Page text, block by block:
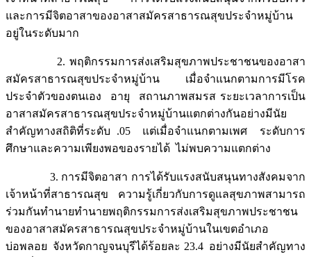
และการมีจิตอาสาของอาสาสมัครสาธารณสุขประจำหมู่บ้าน
อยู่ในระดับมาก
2. พฤติกรรมการส่งเสริมสุขภาพประชาชนของอาสา
สมัครสาธารณสุขประจำหมู่บ้าน เมื่อจำแนกตามการมีโรค
ประจำตัวของตนเอง อายุ สถานภาพสมรส ระยะเวลาการเป็น
อาสาสมัครสาธารณสุขประจำหมู่บ้านแตกต่างกันอย่างมีนัย
สำคัญทางสถิติที่ระดับ .05 แต่เมื่อจำแนกตามเพศ ระดับการ
ศึกษาและความเพียงพอของรายได้ ไม่พบความแตกต่าง
3. การมีจิตอาสา การได้รับแรงสนับสนุนทางสังคมจาก
เจ้าหน้าที่สาธารณสุข ความรู้เกี่ยวกับการดูแลสุขภาพสามารถ
ร่วมกันทำนายทำนายพฤติกรรมการส่งเสริมสุขภาพประชาชน
ของอาสาสมัครสาธารณสุขประจำหมู่บ้านในเขตอำเภอ
บ่อพลอย จังหวัดกาญจนบุรีได้ร้อยละ 23.4 อย่างมีนัยสำคัญทาง